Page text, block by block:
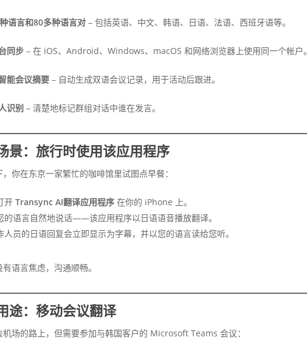
语言和80多种语言对– 包括英语、中文、韩语、日语、法语、西班牙语等。
同步– 在 iOS、Android、Windows、macOS 和网络浏览器上使用同一个帐户。
能会议摘要– 自动生成双语会议记录，用于活动后跟进。
识别– 清楚地标记群组对话中谁在发言。
景：旅行时使用该应用程序
你在东京一家繁忙的咖啡馆里试图点早餐：
开 Transync AI翻译应用程序 在你的 iPhone 上。
的语言自然地说话——该应用程序以日语语音播放翻译。
人员的日语回复会立即显示为字幕，并以您的语言读给您听。
语言焦虑，沟通顺畅。
途：移动会议翻译
机场的路上，但需要参加与韩国客户的 Microsoft Teams 会议：